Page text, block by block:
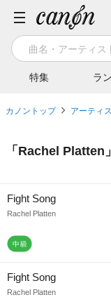
特集 ラ
カノントップ アーティ
「 Rachel Platten
Fight Song
Rachel Platten
Fight Song
Rachel Platten